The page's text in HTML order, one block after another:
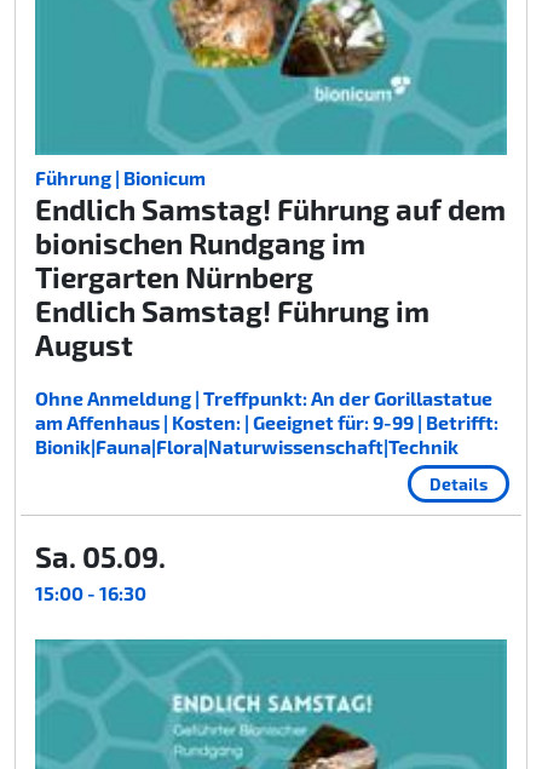
Führung | Bionicum
Endlich Samstag! Führung auf dem
bionischen Rundgang im
Tiergarten Nürnberg
Endlich Samstag! Führung im
August
Ohne Anmeldung | Treffpunkt: An der Gorillastatue
am Affenhaus | Kosten: | Geeignet für: 9-99 | Betrifft:
Bionik|Fauna|Flora|Naturwissenschaft|Technik
Details
Sa. 05.09.
15:00 - 16:30